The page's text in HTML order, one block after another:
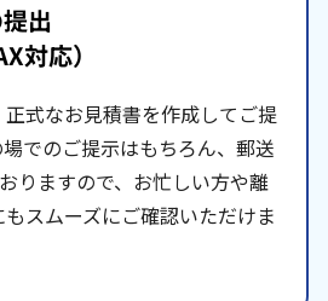
出
対応）
式なお見積書を作成してご提
でのご提示はもちろん、郵送
りますので、お忙しい方や離
スムーズにご確認いただけま